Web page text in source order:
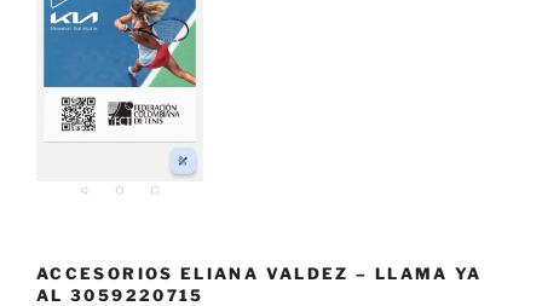
ACCESORIOS ELIANA VALDEZ – LLAMA YA
AL 3059220715